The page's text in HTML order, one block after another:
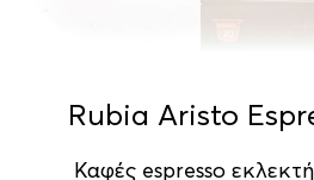
Rubia Aristo
Καφές espresso